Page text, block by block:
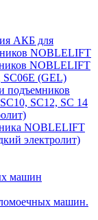
АКБ для
NOBLELIFT
NOBLELIFT
SC06E (GEL)
подъемников
SC12, SC 14
NOBLELIFT
электролит)
машин
машин.